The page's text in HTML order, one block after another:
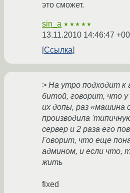
это сможет.
sin_a ★★★★★
13.11.2010 14:46:47
Ссылка
> На утро подходит к
битой, говорит, что у
их допы, раз «машина
производила
сервер и 2 раза его
Говорит, что еще
админом, и если что,
жить
fixed